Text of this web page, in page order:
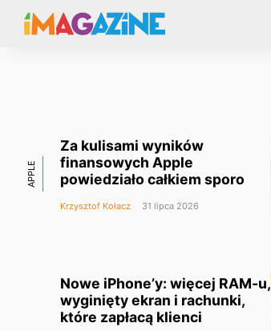
APPLE
Za kulisami wyników
finansowych Apple
powiedziało całkiem sporo
Krzysztof Kołacz 31 lipca 2026
Nowe iPhone’y: więcej RAM-u,
wyginięty ekran i rachunki,
które zapłacą klienci